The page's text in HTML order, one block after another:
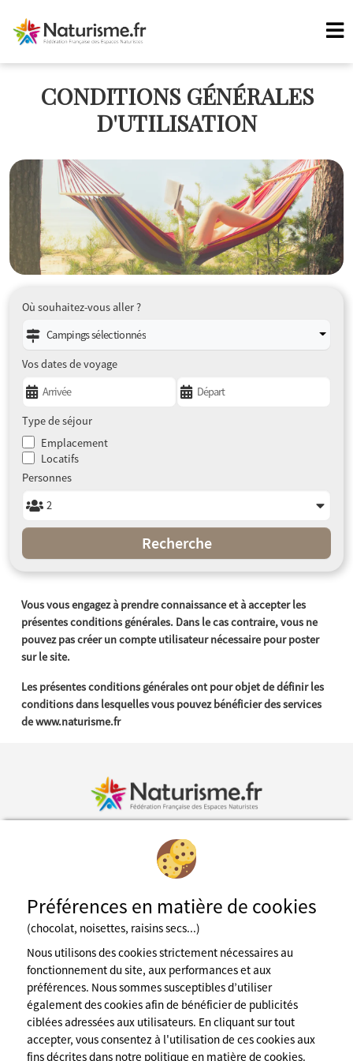
CONDITIONS GÉNÉRALES
D'UTILISATION
Où souhaitez-vous aller ?
Campings sélectionnés
Vos dates de voyage
Type de séjour
Emplacement
Locatifs
Personnes
Recherche
Vous vous engagez à prendre connaissance et à accepter les
présentes conditions générales. Dans le cas contraire, vous ne
pouvez pas créer un compte utilisateur nécessaire pour poster
sur le site.
Les présentes conditions générales ont pour objet de définir les
conditions dans lesquelles vous pouvez bénéficier des services
de www.naturisme.fr
Inscription à la newsletter
Fédération des espaces naturistes
Mentions légales
CGU du site
Cookies
Charte de confidentialité
Espace presse
A propos de nous
Nos partenaires
Préférences en matière de cookies
(chocolat, noisettes, raisins secs...)
Nous utilisons des cookies strictement nécessaires au
fonctionnement du site, aux performances et aux
préférences. Nous sommes susceptibles d’utiliser
également des cookies afin de bénéficier de publicités
ciblées adressées aux utilisateurs. En cliquant sur tout
accepter, vous consentez à l'utilisation de ces cookies aux
fins décrites dans notre politique en matière de cookies.